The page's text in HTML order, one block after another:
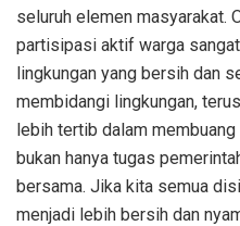
seluruh elemen masyarakat.
partisipasi aktif warga
lingkungan yang bersih dan
membidangi lingkungan,
lebih tertib dalam
bukan hanya tugas
bersama. Jika kita semua
menjadi lebih bersih dan